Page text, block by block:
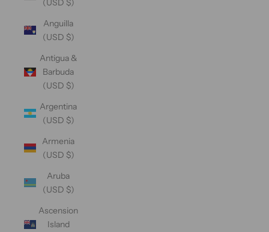
Anguilla
(USD $)
Antigua &
Barbuda
(USD $)
Argentina
(USD $)
Armenia
(USD $)
Aruba
(USD $)
Ascension
Island